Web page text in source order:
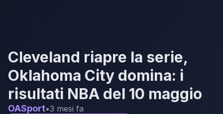
Cleveland riapre la serie,
Oklahoma City domina: i
risultati NBA del 10 maggio
OASport•3 mesi fa